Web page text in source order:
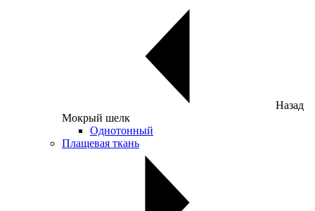
Назад
Мокрый шелк
Однотонный
Плащевая ткань